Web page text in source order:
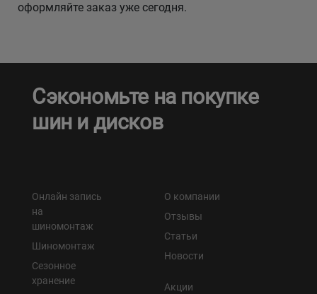
оформляйте заказ уже сегодня.
Сэкономьте на покупке
шин и дисков
Онлайн запись
на
шиномонтаж
Шиномонтаж
Сезонное
хранение
О компании
Отзывы
Статьи
Новости
Акции